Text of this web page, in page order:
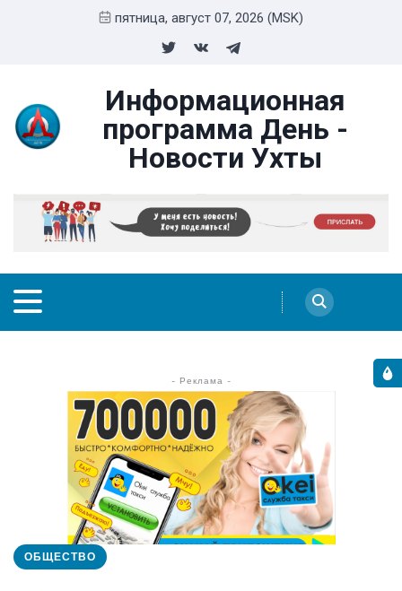
пятница, август 07, 2026 (MSK)
Информационная
программа День -
Новости Ухты
- Реклама -
ОБЩЕСТВО